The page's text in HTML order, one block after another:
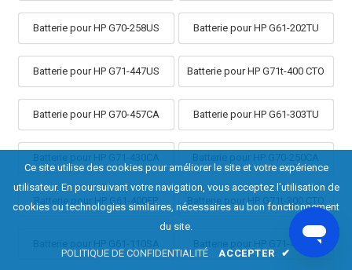
Batterie pour HP G70-258US Batterie pour HP G61-202TU
Batterie pour HP G71-447US Batterie pour HP G71t-400 CTO
Batterie pour HP G70-457CA Batterie pour HP G61-303TU
Batterie pour HP G61-400EP Batterie pour HP G71t-300 CTO
Batterie pour HP G71-448CL
Ce site utilise des cookies pour améliorer le site et votre expérience
utilisateur. En poursuivant votre navigation, vous acceptez l'utilisation de
cookies ou technologies similaires, nécessaires au bon fonctionnement
du site.
POLITIQUE DE CONFIDENTIALITÉ ACCEPTER ✔